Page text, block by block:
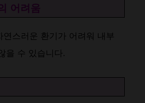
어려움
연스러운 환기가 어려워 내부
을 수 있습니다​​.